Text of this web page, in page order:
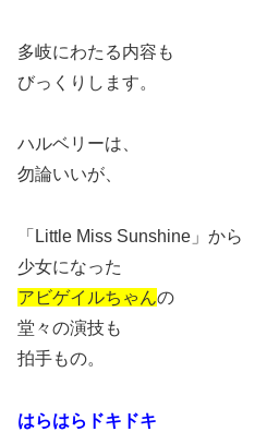
多岐にわたる内容も
びっくりします。
ハルベリーは、
勿論いいが、
「Little Miss Sunshine」から
少女になった
アビゲイルちゃんの
堂々の演技も
拍手もの。
はらはらドキドキ